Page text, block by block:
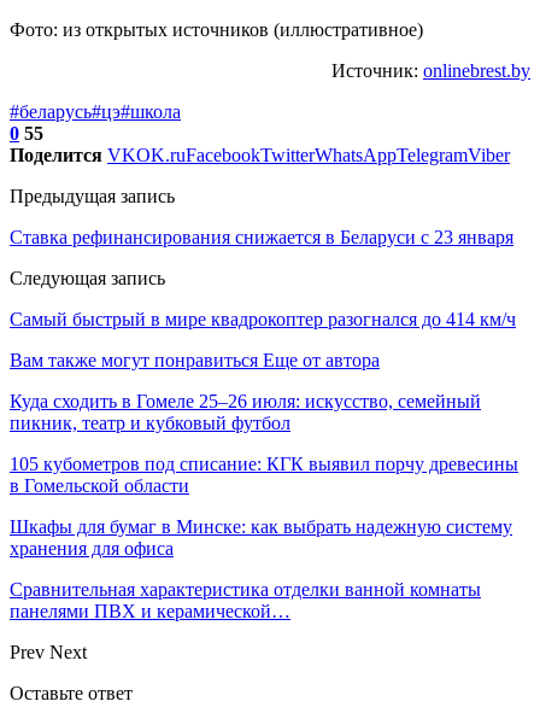
Фото: из открытых источников (иллюстративное)
Источник: onlinebrest.by
#беларусь#цэ#школа
0 55
Поделится VKOK.ruFacebookTwitterWhatsAppTelegramViber
Предыдущая запись
Ставка рефинансирования снижается в Беларуси с 23 января
Следующая запись
Самый быстрый в мире квадрокоптер разогнался до 414 км/ч
Вам также могут понравиться Еще от автора
Куда сходить в Гомеле 25–26 июля: искусство, семейный
пикник, театр и кубковый футбол
105 кубометров под списание: КГК выявил порчу древесины
в Гомельской области
Шкафы для бумаг в Минске: как выбрать надежную систему
хранения для офиса
Сравнительная характеристика отделки ванной комнаты
панелями ПВХ и керамической…
Prev Next
Оставьте ответ